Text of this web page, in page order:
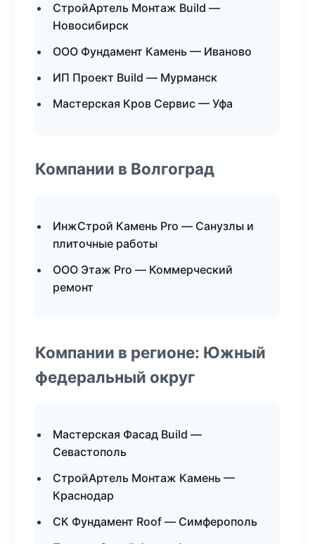
СтройАртель Монтаж Build —
Новосибирск
ООО Фундамент Камень — Иваново
ИП Проект Build — Мурманск
Мастерская Кров Сервис — Уфа
Компании в Волгоград
ИнжСтрой Камень Pro — Санузлы и
плиточные работы
ООО Этаж Pro — Коммерческий
ремонт
Компании в регионе: Южный
федеральный округ
Мастерская Фасад Build —
Севастополь
СтройАртель Монтаж Камень —
Краснодар
СК Фундамент Roof — Симферополь